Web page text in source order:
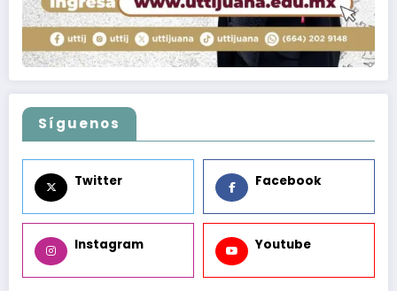
Síguenos
Twitter Facebook
Instagram Youtube